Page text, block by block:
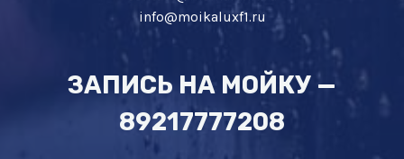
info@moikaluxf1.ru
ЗАПИСЬ НА МОЙКУ —
89217777208